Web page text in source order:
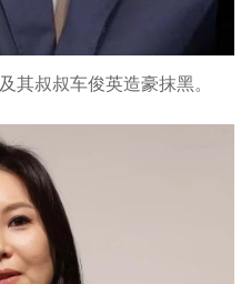
其叔叔车俊英造豪抹黑。